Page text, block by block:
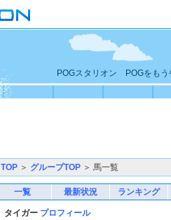
POGスタリオン POGをもう
TOP ＞ グループTOP ＞ 馬一覧
一覧 最新状況 ランキング
タイガー プロフィール